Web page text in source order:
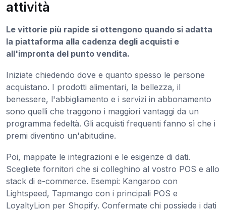
attività
Le vittorie più rapide si ottengono quando si adatta
la piattaforma alla cadenza degli acquisti e
all'impronta del punto vendita.
Iniziate chiedendo dove e quanto spesso le persone
acquistano. I prodotti alimentari, la bellezza, il
benessere, l'abbigliamento e i servizi in abbonamento
sono quelli che traggono i maggiori vantaggi da un
programma fedeltà. Gli acquisti frequenti fanno sì che i
premi diventino un'abitudine.
Poi, mappate le integrazioni e le esigenze di dati.
Scegliete fornitori che si colleghino al vostro POS e allo
stack di e-commerce. Esempi: Kangaroo con
Lightspeed, Tapmango con i principali POS e
LoyaltyLion per Shopify. Confermate chi possiede i dati